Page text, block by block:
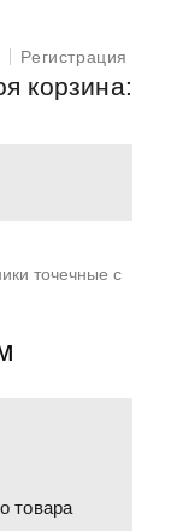
Регистрация
корзина:
точечные с
товара